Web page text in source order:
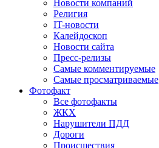
Новости компаний
Религия
IT-новости
Калейдоскоп
Новости сайта
Пресс-релизы
Самые комментируемые
Самые просматриваемые
Фотофакт
Все фотофакты
ЖКХ
Нарушители ПДД
Дороги
Происшествия